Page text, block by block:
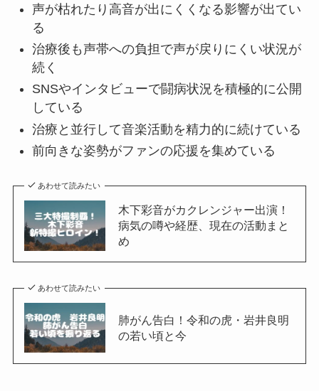
声が枯れたり高音が出にくくなる影響が出てい
る
治療後も声帯への負担で声が戻りにくい状況が
続く
SNSやインタビューで闘病状況を積極的に公開
している
治療と並行して音楽活動を精力的に続けている
前向きな姿勢がファンの応援を集めている
あわせて読みたい
木下彩音がカクレンジャー出演！
病気の噂や経歴、現在の活動まと
め
あわせて読みたい
肺がん告白！令和の虎・岩井良明
の若い頃と今